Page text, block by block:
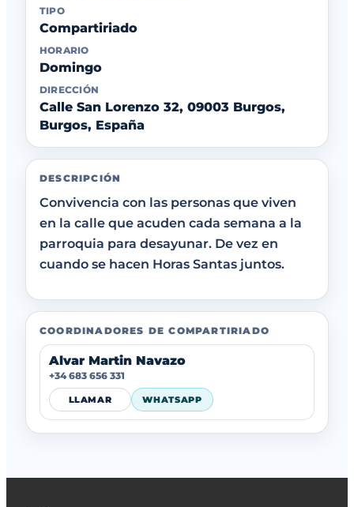
TIPO
Compartiriado
HORARIO
Domingo
DIRECCIÓN
Calle San Lorenzo 32, 09003 Burgos,
Burgos, España
DESCRIPCIÓN
Convivencia con las personas que viven
en la calle que acuden cada semana a la
parroquia para desayunar. De vez en
cuando se hacen Horas Santas juntos.
COORDINADORES DE COMPARTIRIADO
Alvar Martin Navazo
+34 683 656 331
LLAMAR WHATSAPP